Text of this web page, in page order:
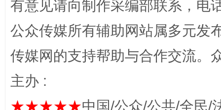
有意见请向制作采编部联系，电
公众传媒所有辅助网站属多元发
传媒网的支持帮助与合作交流。
主办 :
★★★★★中国/公众/公共/全民/